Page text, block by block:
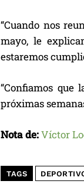
“Cuando nos
mayo, le
estaremos
“Confiamos que
próximas
Nota de:Víctor
TAGS